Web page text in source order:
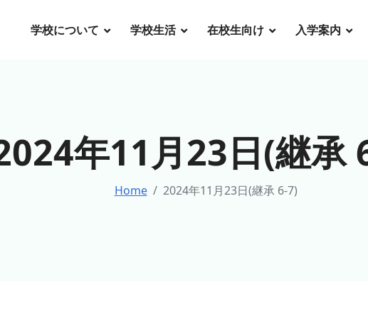
学校について 学校生活 在校生向け 入学案内
年11月23日(継承
Home 2024年11月23日(継承 6-7)